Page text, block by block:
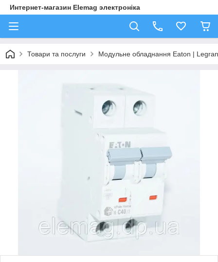
Интернет-магазин Elemag электроніка
Товари та послуги Модульне обладнання Eaton |